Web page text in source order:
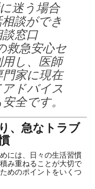
迷う場合
談ができ
窓口
救急安心セ
し、医師
家に現在
ドバイス
全です。
、急なトラブ
には、日々の生活習慣
み重ねることが大切で
めのポイントをいくつ